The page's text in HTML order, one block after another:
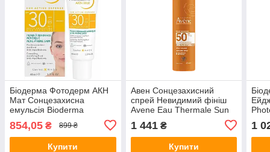
Біодерма Фотодерм АКН
Мат Сонцезахисна
емульсія Bioderma
Photoderm AKN Mat SPF
30 Matifying Sun Fluid 40
мл
854,05 ₴ 899 ₴
Купити
Авен Сонцезахисний
спрей Невидимий фініш
Avene Eau Thermale Sun
Very High Protection Spray
SPF50 200 мл
1 441₴
Купити
мл
1